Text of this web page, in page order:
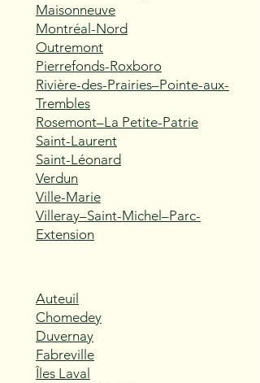
Maisonneuve
Montréal-Nord
Outremont
Pierrefonds-Roxboro
Rivière-des-Prairies–Pointe-aux-
Trembles
Rosemont–La Petite-Patrie
Saint-Laurent
Saint-Léonard
Verdun
Ville-Marie
Villeray–Saint-Michel–Parc-
Extension
Auteuil
Chomedey
Duvernay
Fabreville
Îles Laval